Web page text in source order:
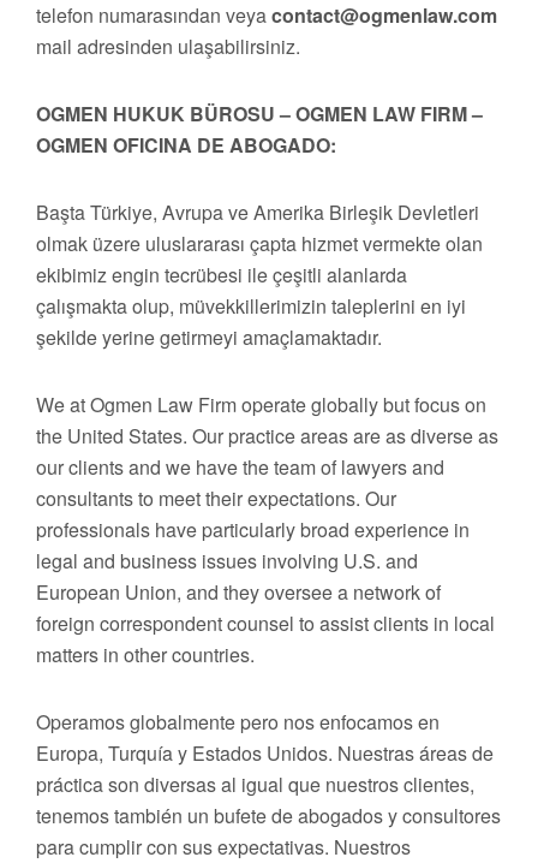
telefon numarasından veyacontact@ogmenlaw.com
mail adresinden ulaşabilirsiniz.
OGMEN HUKUK BÜROSU – OGMEN LAW FIRM –
OGMEN OFICINA DE ABOGADO:
Başta Türkiye, Avrupa ve Amerika Birleşik Devletleri
olmak üzere uluslararası çapta hizmet vermekte olan
ekibimiz engin tecrübesi ile çeşitli alanlarda
çalışmakta olup, müvekkillerimizin taleplerini en iyi
şekilde yerine getirmeyi amaçlamaktadır.
We at Ogmen Law Firm operate globally but focus on
the United States. Our practice areas are as diverse as
our clients and we have the team of lawyers and
consultants to meet their expectations. Our
professionals have particularly broad experience in
legal and business issues involving U.S. and
European Union, and they oversee a network of
foreign correspondent counsel to assist clients in local
matters in other countries.
Operamos globalmente pero nos enfocamos en
Europa, Turquía y Estados Unidos. Nuestras áreas de
práctica son diversas al igual que nuestros clientes,
tenemos también un bufete de abogados y consultores
para cumplir con sus expectativas. Nuestros